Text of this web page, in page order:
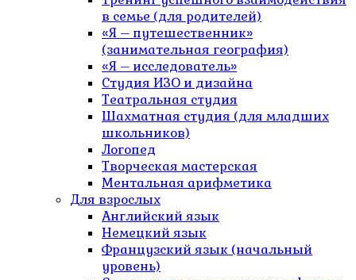
в семье (для родителей)
«Я – путешественник»
(занимательная география)
«Я – исследователь»
Студия ИЗО и дизайна
Театральная студия
Шахматная студия (для младших
школьников)
Логопед
Творческая мастерская
Ментальная арифметика
Для взрослых
Английский язык
Немецкий язык
Французский язык (начальный
уровень)